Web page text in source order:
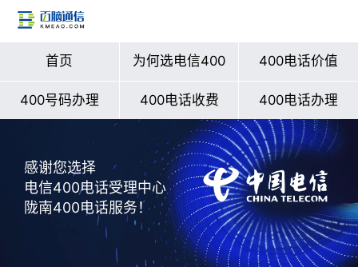
首页 为何选电信400 400电话价值
400号码办理 400电话收费 400电话办理
感谢您选择
电信400电话受理中心
陇南400电话服务！